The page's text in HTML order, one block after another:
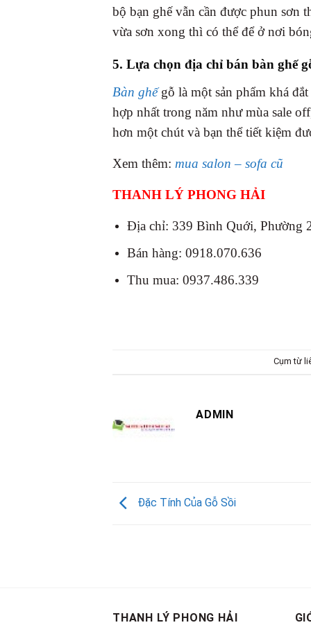
bộ bạn ghế vẫn cần được phun sơn
vừa sơn xong thì có thể để ở nơi
5. Lựa chọn địa chỉ bán bàn ghế
Bàn ghếgỗ là một sản phẩm khá
hợp nhất trong năm như mùa sale
hơn một chút và bạn thể tiết kiệm
Xem thêm: mua salon – sofa cũ
THANH LÝ PHONG HẢI
Địa chỉ: 339 Bình Quới, Phường
Bán hàng: 0918.070.636
Thu mua: 0937.486.339
Cụm từ
ADMIN
Đặc Tính Của Gỗ Sồi
THANH LÝ PHONG HẢI